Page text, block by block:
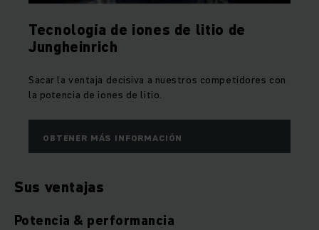
Tecnología de iones de litio de
Jungheinrich
Sacar la ventaja decisiva a nuestros competidores con
la potencia de iones de litio.
OBTENER MÁS INFORMACIÓN
Sus ventajas
Potencia & performancia